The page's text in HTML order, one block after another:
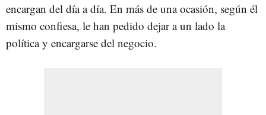
encargan del día a día. En más de una ocasión, según él
mismo confiesa, le han pedido dejar a un lado la
política y encargarse del negocio.